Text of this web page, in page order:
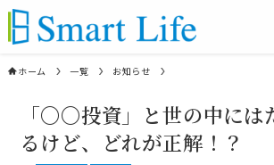
ホーム 一覧 お知らせ
「〇〇投資」と世の中には
るけど、どれが正解！？